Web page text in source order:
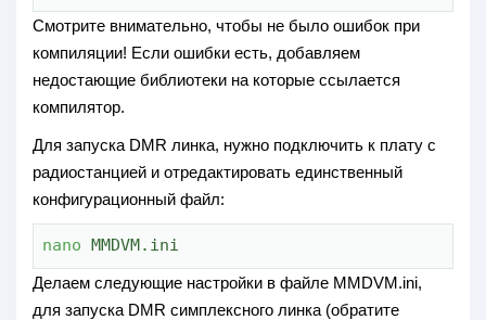
Смотрите внимательно, чтобы не было ошибок при
компиляции! Если ошибки есть, добавляем
недостающие библиотеки на которые ссылается
компилятор.
Для запуска DMR линка, нужно подключить к плату с
радиостанцией и отредактировать единственный
конфигурационный файл:
nano MMDVM.ini
Делаем следующие настройки в файле MMDVM.ini,
для запуска DMR симплексного линка (обратите